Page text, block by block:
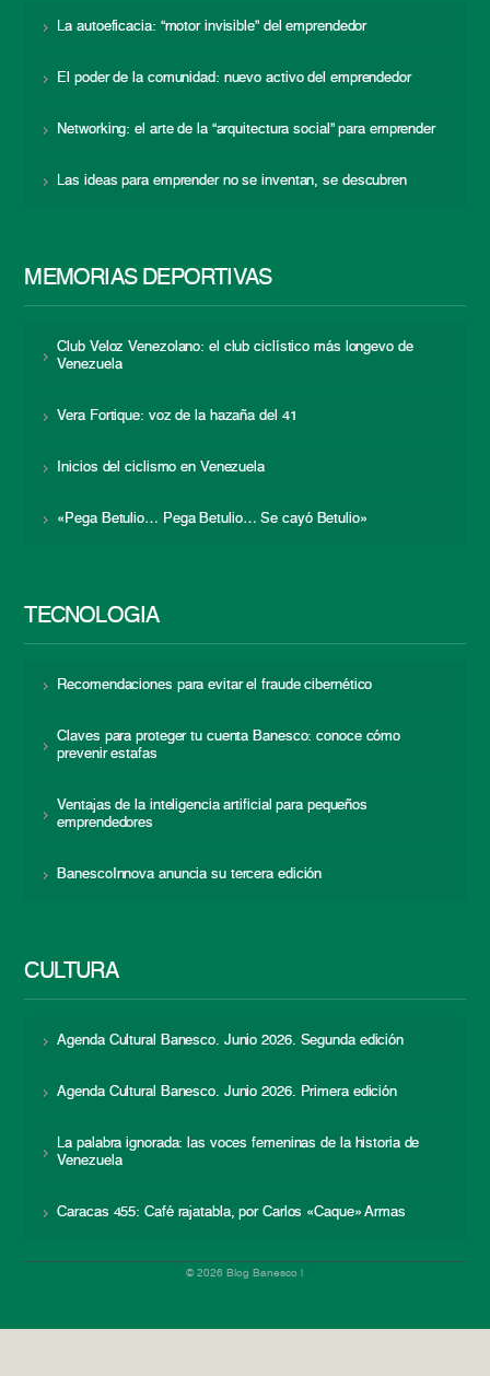
La autoeficacia: “motor invisible” del emprendedor
El poder de la comunidad: nuevo activo del emprendedor
Networking: el arte de la “arquitectura social” para emprender
Las ideas para emprender no se inventan, se descubren
MEMORIAS DEPORTIVAS
Club Veloz Venezolano: el club ciclístico más longevo de
Venezuela
Vera Fortique: voz de la hazaña del 41
Inicios del ciclismo en Venezuela
«Pega Betulio… Pega Betulio… Se cayó Betulio»
TECNOLOGÍA
Recomendaciones para evitar el fraude cibernético
Claves para proteger tu cuenta Banesco: conoce cómo
prevenir estafas
Ventajas de la inteligencia artificial para pequeños
emprendedores
BanescoInnova anuncia su tercera edición
CULTURA
Agenda Cultural Banesco. Junio 2026. Segunda edición
Agenda Cultural Banesco. Junio 2026. Primera edición
La palabra ignorada: las voces femeninas de la historia de
Venezuela
Caracas 455: Café rajatabla, por Carlos «Caque» Armas
© 2026 Blog Banesco |